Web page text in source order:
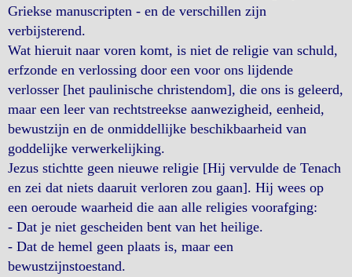
Griekse manuscripten - en de verschillen zijn
verbijsterend.
Wat hieruit naar voren komt, is niet de religie van schuld,
erfzonde en verlossing door een voor ons lijdende
verlosser [het paulinische christendom], die ons is geleerd,
maar een leer van rechtstreekse aanwezigheid, eenheid,
bewustzijn en de onmiddellijke beschikbaarheid van
goddelijke verwerkelijking.
Jezus stichtte geen nieuwe religie [Hij vervulde de Tenach
en zei dat niets daaruit verloren zou gaan]. Hij wees op
een oeroude waarheid die aan alle religies voorafging:
- Dat je niet gescheiden bent van het heilige.
- Dat de hemel geen plaats is, maar een
bewustzijnstoestand.